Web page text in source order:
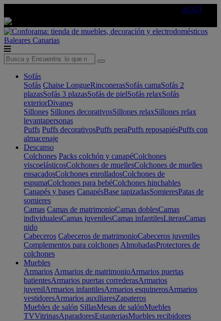
AQUÍ
Baleares Canarias
Sofás
Sofás Chaise LongueRinconerasSofás camaSofás 2
plazasSofás 3 plazasSofás de pielSofás relaxSofás
exteriorDivanes
Sillones Sillones decorativosSillones relaxSillones relax
levantapersonas
Puffs Puffs decorativosPuffs peraPuffs reposapiésPuffs con
almacenaje
Descanso
Colchones Packs colchón y canapéColchones
viscoelásticosColchones de muellesColchones de muelles
ensacadosColchones enrolladosColchones de
espumaColchones para bebéColchones hinchables
Canapés y bases CanapésBase tapizadasSomieresPatas de
somieres
Camas Camas de matrimonioCamas doblesCamas
individualesCamas juvenilesCamas infantilesLiterasCamas
nido
Cabeceros Cabeceros de matrimonioCabeceros juveniles
Complementos para colchones AlmohadasProtectores de
colchones
Muebles
Armarios Armarios de matrimonioArmarios puertas
batientesArmarios puertas correderasArmarios
juvenilArmarios infantilesArmarios esquinerosArmarios
vestidoresArmarios auxiliaresZapateros
Muebles de salón SillasMesas de salónMuebles
TVVitrinasAparadoresEstanteriasMuebles recibidores